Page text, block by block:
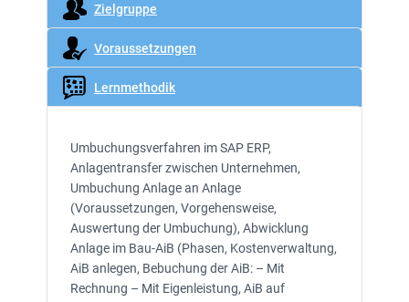
Zielgruppe
Voraussetzungen
Lernmethodik
Umbuchungsverfahren im SAP ERP,
Anlagentransfer zwischen Unternehmen,
Umbuchung Anlage an Anlage
(Voraussetzungen, Vorgehensweise,
Auswertung der Umbuchung), Abwicklung
Anlage im Bau-AiB (Phasen, Kostenverwaltung,
AiB anlegen, Bebuchung der AiB: – Mit
Rechnung – Mit Eigenleistung, AiB auf